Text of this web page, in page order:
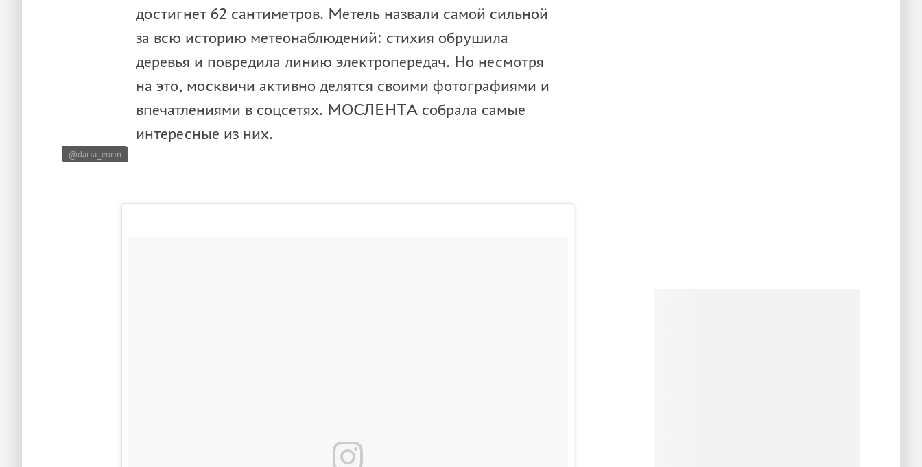
достигнет 62 сантиметров. Метель назвали самой сильной
за всю историю метеонаблюдений: стихия обрушила
деревья и повредила линию электропередач. Но несмотря
на это, москвичи активно делятся своими фотографиями и
впечатлениями в соцсетях. МОСЛЕНТА собрала самые
интересные из них.
@daria_eorin